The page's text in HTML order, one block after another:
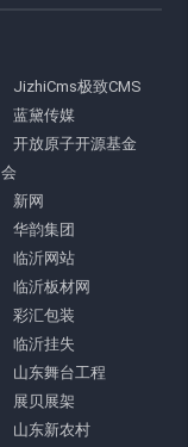
JizhiCms极致CMS
蓝黛传媒
开放原子开源基金
会
新网
华韵集团
临沂网站
临沂板材网
彩汇包装
临沂挂失
山东舞台工程
展贝展架
山东新农村